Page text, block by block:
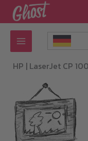
Zum
Inhalt
springen
HP | LaserJet CP